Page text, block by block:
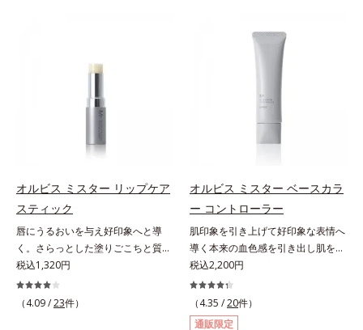
scholarにより国内化粧品業界にお
ーラ化成研究所調べ）アレルギーテ
スト済＝全ての方にアレルギーが起
ん。ノンコメドジェニックテスト済
と）ができないというわけではあり
ません。
かさ印象が高く評価されたこと*3
2022年12月22日時点で、科学文献
データベースPubMed及びGoogle
scholarにより国内化粧品業界にお
いて該当文献がないことを確認（ポ
ーラ化成研究所調べ）
と保湿成分を新たに配合。これまで
に、肌荒れ・ニキビ予防など“今”の
肌悩みに応え、“未来”を見据えて好
ローチする進化を遂げました。うる
アイテム同士をなじみやすくする
8アイテム分の機能を3ステップに集
約し、よりシンプルなお手入れで、
ハリ・ツヤのある好印象な清潔透明
肌(*1)へ導きます。*1 うるおいによ
る透明感のある肌*2 男性の顔画像
を用いた印象評価において、基準画
であること(*2)を業界で初めて発見
(*3)。ニキビ・肌荒れ予防有効成分
と保湿成分を新たに配合。これまで
の乾燥・テカリへのケアはそのまま
に、肌荒れ・ニキビ予防など“今”の
肌悩みに応え、“未来”を見据えて好
アイテム同士をなじみやすくする
8アイテム分の機能を3ステップに集
約し、よりシンプルなお手入れで、
ハリ・ツヤのある好印象な清潔透明
肌(*1)へ導きます。*1 うるおいによ
る透明感のある肌*2 男性の顔画像
を用いた印象評価において、基準画
像に対して、頬全体に輝度分布がな
オルビス ミスター リップケア
スティック
唇にうるおいを与え好印象へと導
く。さらっとした塗りごこちと質感
で自然で好印象な口元に。さらっと
した軽やかな塗りごこちでありなが
らも、唇にうるおいを与える「モイ
税込1,320円
（4.09 /23件）
オルビス ミスター ベースカラ
ー コントローラー
肌印象を引き上げて好印象な表情へ
導く本来の血色感を引き出し肌を均
一に整えるベースカラー。スキンケ
ア感覚で絶好調な肌へ整えるベース
コントロールカラーです。肌トラブ
ルを“覆い隠す”のではなく、“光で整
税込2,200円
（4.35 /20件）
通販限定